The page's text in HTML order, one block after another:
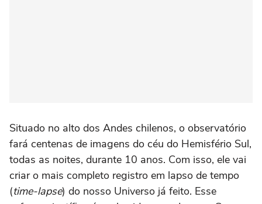
Situado no alto dos Andes chilenos, o observatório
fará centenas de imagens do céu do Hemisfério Sul,
todas as noites, durante 10 anos. Com isso, ele vai
criar o mais completo registro em lapso de tempo
(time-lapse) do nosso Universo já feito. Esse